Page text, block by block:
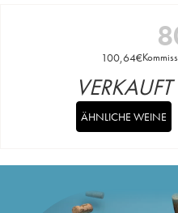
100,64€
VERKAUFT
ÄHNLICHE WEINE